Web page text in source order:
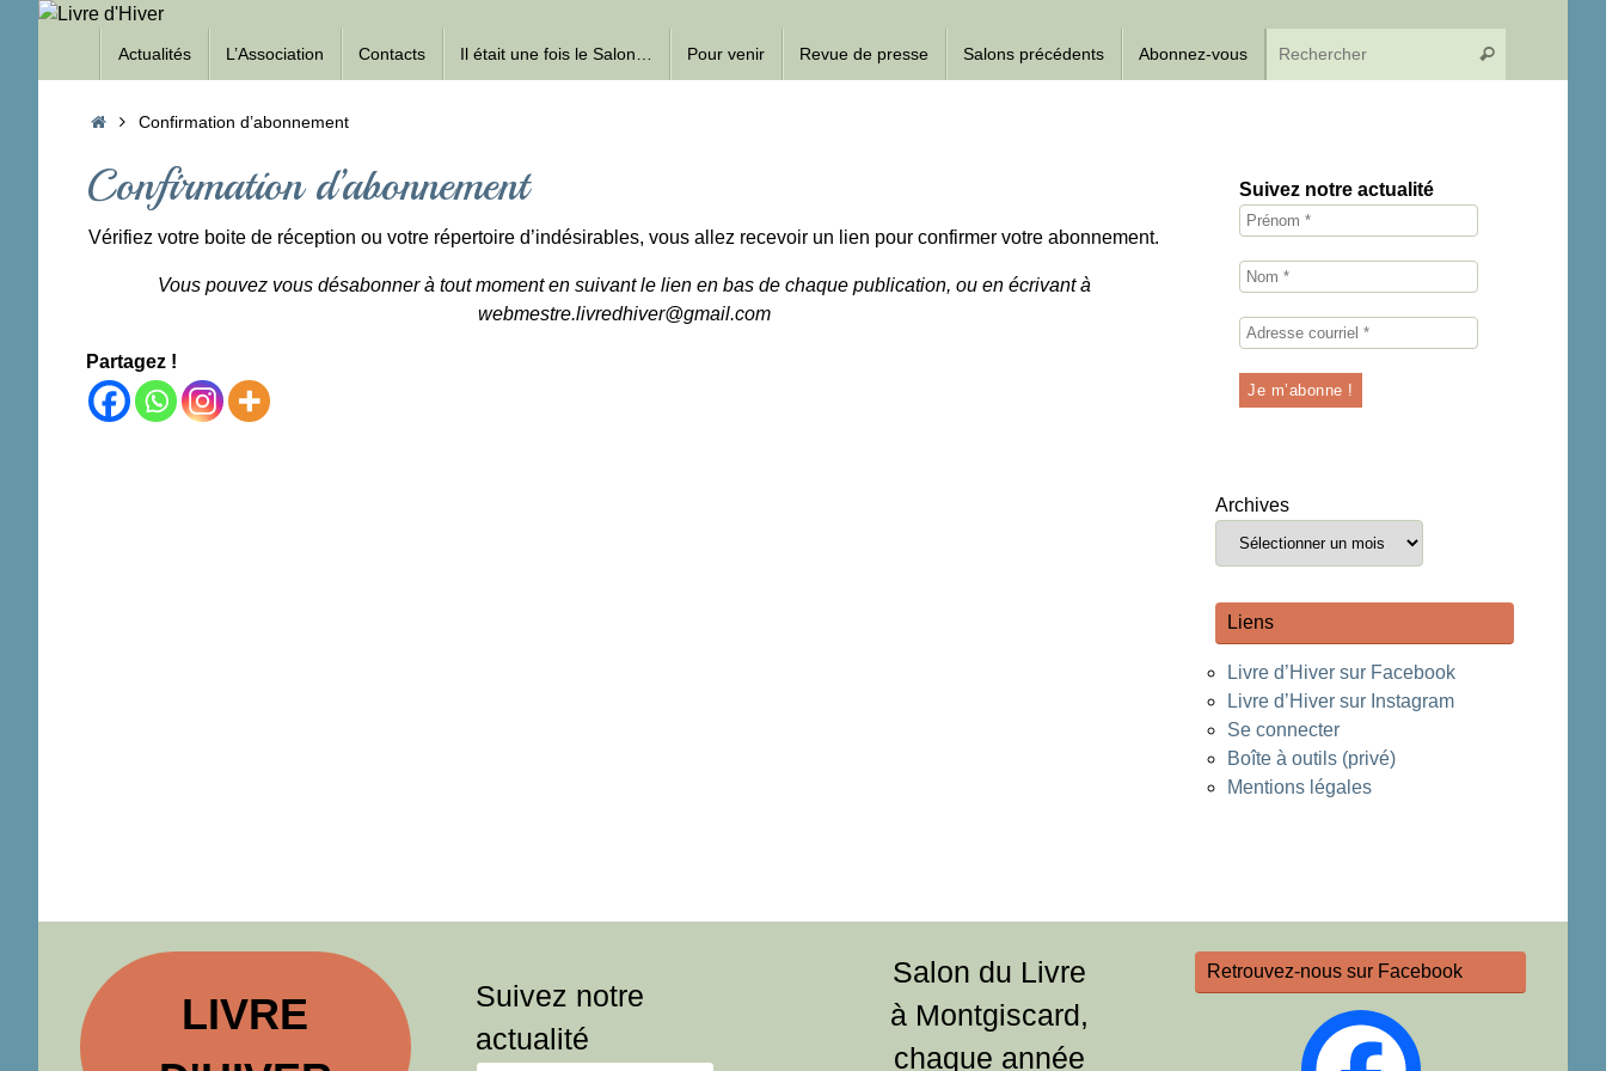
Passer
Actualités L’Association Contacts Il était une fois le Salon… Pour venir Revue de presse Salons précédents Abonnez-vous Rechercher
AccueilConfirmation d’abonnement
Confirmation d’abonnement
Vérifiez votre boite de réception ou votre répertoire d’indésirables, vous allez recevoir un lien pour confirmer votre abonnement.
Vous pouvez vous désabonner à tout moment en suivant le lien en bas de chaque publication, ou en écrivant à
webmestre.livredhiver@gmail.com
Partagez !
Suivez notre actualité
Archives
Liens
Livre d’Hiver sur Facebook
Livre d’Hiver sur Instagram
Se connecter
Boîte à outils (privé)
Mentions légales
LIVRE
Suivez notre
actualité
Salon du Livre
à Montgiscard,
chaque année
Retrouvez-nous sur Facebook